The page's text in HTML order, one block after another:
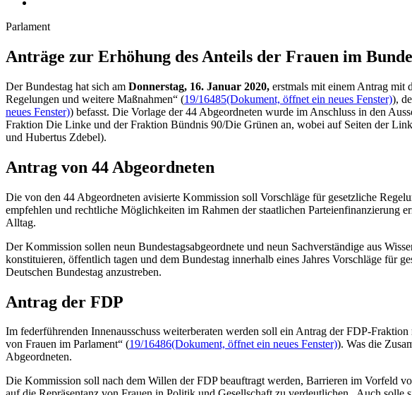
Parlament
Anträge zur Erhöhung des Anteils der Frau­en im
Der Bundestag hat sich am Donnerstag, 16. Januar 2020, erstmals mit einem Antrag mit
Regelungen und weitere Maßnahmen“ (19/16485(Dokument, öffnet ein neues Fenster)),
neues Fenster)) befasst. Die Vorlage der 44 Abgeordneten wurde im Anschluss in den
Fraktion Die Linke und der Fraktion Bündnis 90/Die Grünen an, wobei auf Seiten der
und Hubertus Zdebel).
Antrag von 44 Abgeordneten
Die von den 44 Abgeordneten avisierte Kommission soll Vorschläge für gesetzliche
empfehlen und rechtliche Möglichkeiten im Rahmen der staatlichen Parteienfinanzierung
Alltag.
Der Kommission sollen neun Bundestagsabgeordnete und neun Sachverständige aus
konstituieren, öffentlich tagen und dem Bundestag innerhalb eines Jahres Vorschläge für
Deutschen Bundestag anzustreben.
Antrag der FDP
Im federführenden Innenausschuss weiterberaten werden soll ein Antrag der FDP-
von Frauen im Parlament“ (19/16486(Dokument, öffnet ein neues Fenster)). Was die
Abgeordneten.
Die Kommission soll nach dem Willen der FDP beauftragt werden, Barrieren im Vorfeld